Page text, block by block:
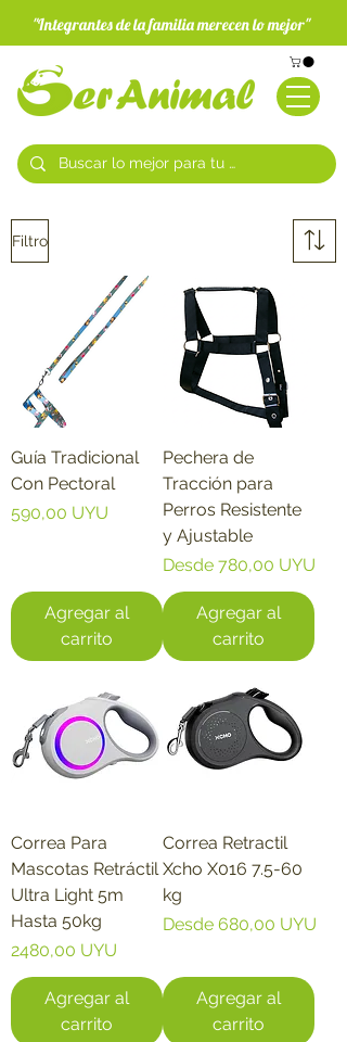
"Integrantes de la familia merecen lo mejor"
Filtro
Guía Tradicional
Con Pectoral
Precio
590,00 UYU
Agregar al
carrito
Pechera de
Tracción para
Perros Resistente
y Ajustable
Desde 780,00 UYU
Precio de oferta
Agregar al
carrito
Correa Para
Mascotas Retráctil
Ultra Light 5m
Hasta 50kg
Precio
2480,00 UYU
Agregar al
carrito
Correa Retractil
Xcho X016 7.5-60
kg
Desde 680,00 UYU
Precio de oferta
Agregar al
carrito